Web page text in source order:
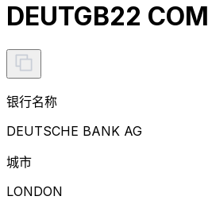
DEUTGB22 COM
银行名称
DEUTSCHE BANK AG
城市
LONDON